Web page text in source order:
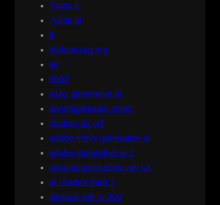
7slots.it
7slots.nl
8
888starzeg.org
8k
900Z
a16z generative ai
aanmigakkadal.com2
abidjan-da.ci2
adobe firefly generative ai
adobe generative ai 1
advantagerehabinc.net c2
ai chatbot bard 3
alliance-teh.ru 200